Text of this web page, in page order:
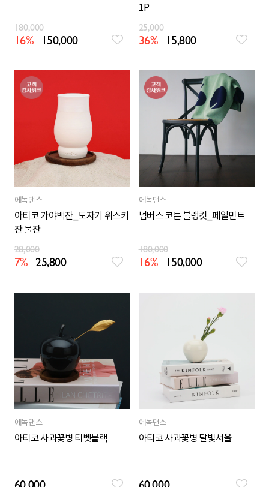
180,000
16% 150,000
1P
25,000
36% 15,800
에녹댄스
아티코 가야백잔_도자기 위스키
잔 물잔
28,000
7% 25,800
에녹댄스
넘버스 코튼 블랭킷_페일민트
180,000
16% 150,000
에녹댄스
아티코 사과꽃병 티벳블랙
에녹댄스
아티코 사과꽃병 달빛서울